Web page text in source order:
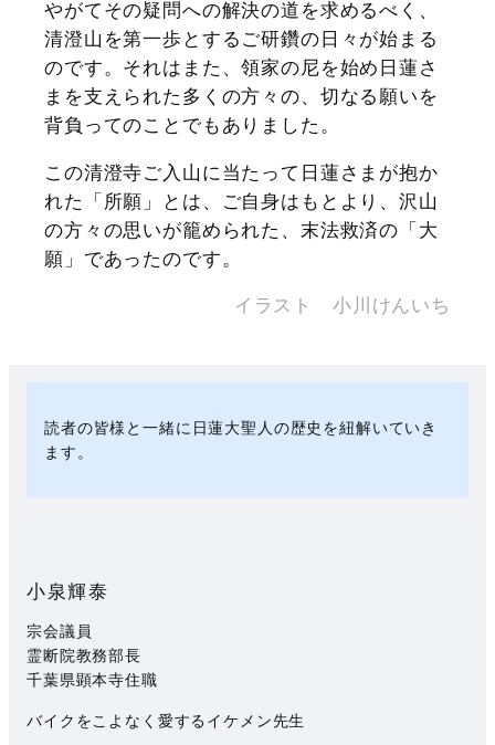
やがてその疑問への解決の道を求めるべく、
清澄山を第一歩とするご研鑽の日々が始まる
のです。それはまた、領家の尼を始め日蓮さ
まを支えられた多くの方々の、切なる願いを
背負ってのことでもありました。
この清澄寺ご入山に当たって日蓮さまが抱か
れた「所願」とは、ご自身はもとより、沢山
の方々の思いが籠められた、末法救済の「大
願」であったのです。
イラスト 小川けんいち
読者の皆様と一緒に日蓮大聖人の歴史を紐解いていき
ます。
小泉輝泰
宗会議員
霊断院教務部長
千葉県顕本寺住職
バイクをこよなく愛するイケメン先生